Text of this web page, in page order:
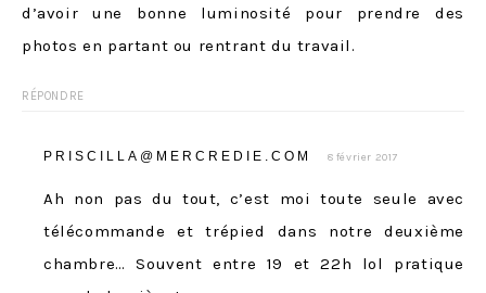
d’avoir une bonne luminosité pour prendre des
photos en partant ou rentrant du travail.
RÉPONDRE
PRISCILLA@MERCREDIE.COM 8 février 2017
Ah non pas du tout, c’est moi toute seule avec
télécommande et trépied dans notre deuxième
chambre… Souvent entre 19 et 22h lol pratique